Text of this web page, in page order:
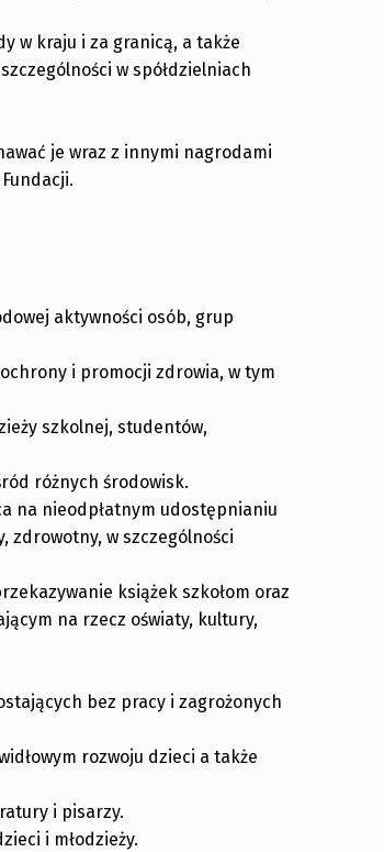
w kraju i za granicą, a także
w spółdzielniach
je wraz z innymi nagrodami
aktywności osób, grup
i promocji zdrowia, w tym
szkolnej, studentów,
różnych środowisk.
na nieodpłatnym udostępnianiu
zdrowotny, w szczególności
książek szkołom oraz
na rzecz oświaty, kultury,
bez pracy i zagrożonych
rozwoju dzieci a także
i pisarzy.
i młodzieży.